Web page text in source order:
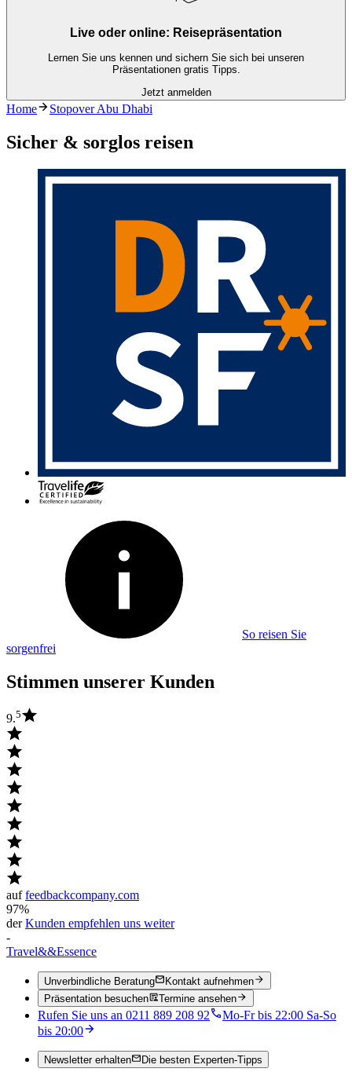
Live oder online: Reisepräsentation
Lernen Sie uns kennen und sichern Sie sich bei unseren
Präsentationen gratis Tipps.
Jetzt anmelden
Home Stopover Abu Dhabi
Sicher & sorglos reisen
So reisen Sie
sorgenfrei
Stimmen unserer Kunden
9.5
auffeedbackcompany.com
97%
derKunden empfehlen uns weiter
-
Travel&&Essence
Unverbindliche Beratung
Kontakt aufnehmen
Präsentation besuchen
Termine ansehen
Rufen Sie uns an 0211 889 208 92
Mo-Fr bis 22:00 Sa-So
bis 20:00
Newsletter erhalten Die besten Experten-Tipps